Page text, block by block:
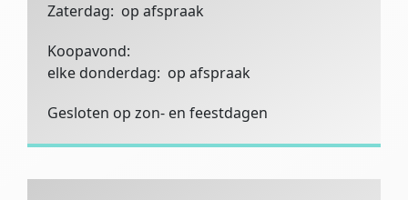
Zaterdag: op afspraak
Koopavond:
elke donderdag: op afspraak
Gesloten op zon- en feestdagen